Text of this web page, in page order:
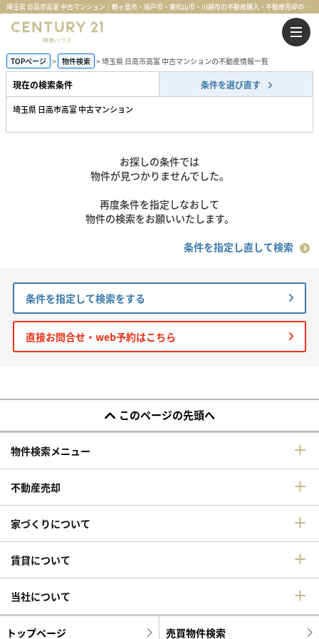
埼玉県 日高市高富 中古マンション｜鶴ヶ島市・坂戸市・東松山市・川越市の不動産購入・不動産売却のことならセンチュリー21明和ハウス
TOPページ 物件検索 埼玉県 日高市高富 中古マンションの不動産情報一覧
現在の検索条件 条件を選び直す
埼玉県 日高市高富 中古マンション
お探しの条件では
物件が見つかりませんでした。
再度条件を指定しなおして
物件の検索をお願いいたします。
条件を指定し直して検索
条件を指定して検索をする
直接お問合せ・web予約はこちら
このページの先頭へ
物件検索メニュー
不動産売却
家づくりについて
賃貸について
当社について
トップページ 売買物件検索